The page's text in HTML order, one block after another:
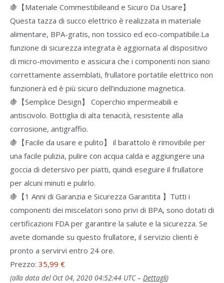
🍇【Materiale Commestibileand e Sicuro Da Usare】
Questa tazza di succo elettrico è realizzata in materiale
alimentare, BPA-gratis, non tossico ed eco-compatibile.La
funzione di sicurezza integrata è aggiornata al dispositivo
di micro-movimento e assicura che i componenti non siano
correttamente assemblati, frullatore portatile elettrico non
funzionerà ed è più sicuro dell’induzione magnetica.
🍇【Semplice Design】 Coperchio impermeabili e
antiscivolo. Bottiglia di alta tenacità, resistente alla
corrosione, antigraffio.
🍇【Facile da usare e pulito】 il barattolo è rimovibile per
una facile pulizia, pulire con acqua calda e aggiungere una
goccia di detersivo per piatti, quindi eseguire il frullatore
per alcuni minuti e pulirlo.
🍇【1 Anni di Garanzia e Sicurezza Garantita 】Tutti i
componenti dei miscelatori sono privi di BPA, sono dotati di
certificazioni FDA per garantire la salute e la sicurezza. Se
avete domande su questo frullatore, il servizio clienti è
pronto a servirvi entro 24 ore.
Prezzo: 35,99 €
(alla data del Oct 04, 2020 04:52:44 UTC – Dettagli)